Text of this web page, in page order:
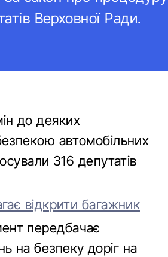
Верховної Ради.
до деяких
автомобільних
316 депутатів
відкрити багажник
передбачає
на безпеку доріг на